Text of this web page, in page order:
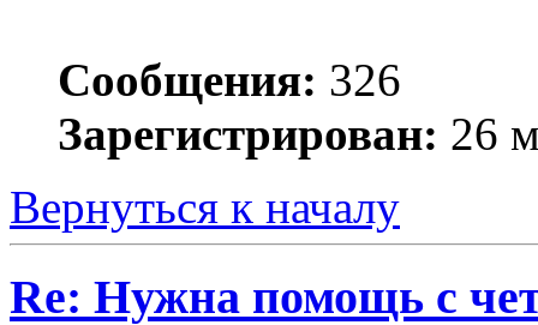
Сообщения: 326
Зарегистрирован: 26
Вернуться к началу
Re: Нужна помощь с